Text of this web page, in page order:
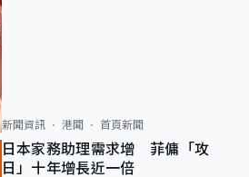
新聞資訊 港聞 首頁新聞
日本家務助理需求增 菲傭「攻
日」十年增長近一倍